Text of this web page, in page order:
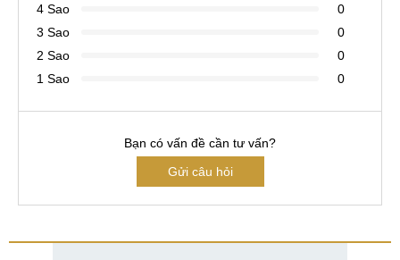
4 Sao
0
3 Sao
0
2 Sao
0
1 Sao
0
Bạn có vấn đề cần tư vấn?
Gửi câu hỏi